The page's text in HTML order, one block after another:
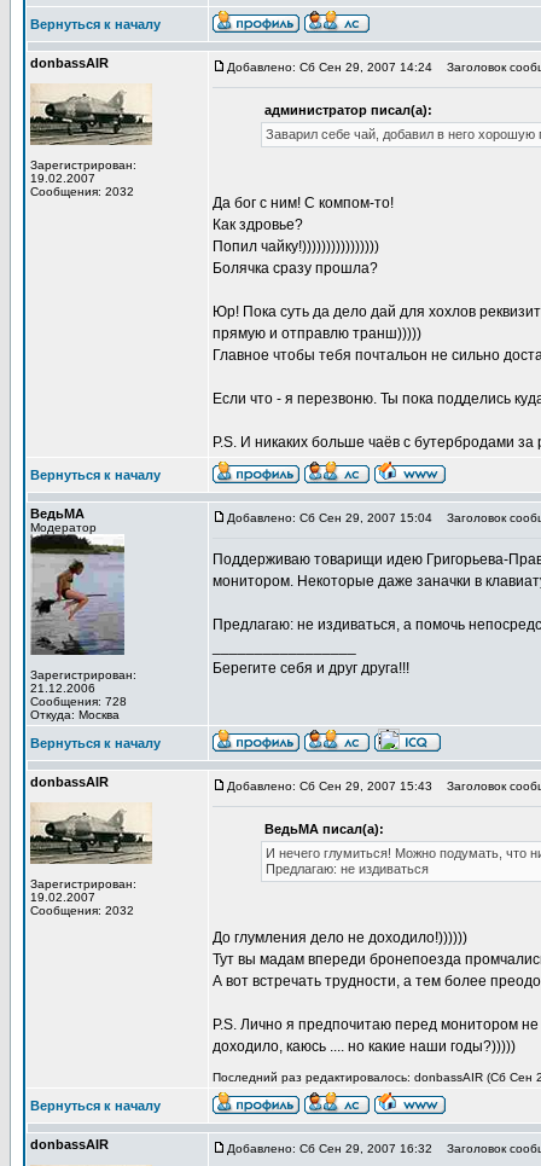
Вернуться к началу
donbassAIR
Зарегистрирован:
19.02.2007
Сообщения: 2032
Добавлено: Сб Сен 29, 2007 14:24 Заголовок
администратор писал(а):
Заварил себе чай, добавил в него
Да бог с ним! С компом-то!
Как здровье?
Попил чайку!))))))))))))))))
Болячка сразу прошла?
Юр! Пока суть да дело дай для хохлов
прямую и отправлю транш)))))
Главное чтобы тебя почтальон не сильно
Если что - я перезвоню. Ты пока подделись
P.S. И никаких больше чаёв с бутербродами
Вернуться к началу
ВедьМА
Модератор
Зарегистрирован:
21.12.2006
Сообщения: 728
Откуда: Москва
Добавлено: Сб Сен 29, 2007 15:04 Заголовок
Поддерживаю товарищи идею Григорьева-
монитором. Некоторые даже заначки в
Предлагаю: не издиваться, а помочь
Берегите себя и друг друга!!!
Вернуться к началу
donbassAIR
Зарегистрирован:
19.02.2007
Сообщения: 2032
Добавлено: Сб Сен 29, 2007 15:43 Заголовок
ВедьМА писал(а):
И нечего глумиться! Можно подумать, что
Предлагаю: не издиваться
До глумления дело не доходило!))))))
Тут вы мадам впереди бронепоезда
А вот встречать трудности, а тем более
P.S. Лично я предпочитаю перед монитором
доходило, каюсь .... но какие наши годы?)))))
Последний раз редактировалось: donbassAIR (Сб Сен
Вернуться к началу
donbassAIR Добавлено: Сб Сен 29, 2007 16:32 Заголовок